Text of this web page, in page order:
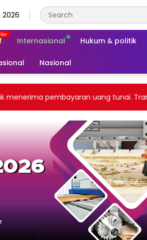
2026
Internasional Hukum & politik
Nasional
pembayaran uang tunai.